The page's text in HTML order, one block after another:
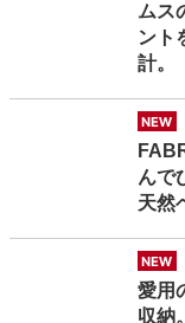
ムス
ント
計。
んで
天然
愛用
収納